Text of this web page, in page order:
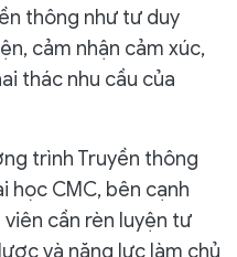
thông như tư duy
cảm nhận cảm xúc,
thác nhu cầu của
trình Truyền thông
CMC, bên cạnh
cần rèn luyện tư
và năng lực làm chủ